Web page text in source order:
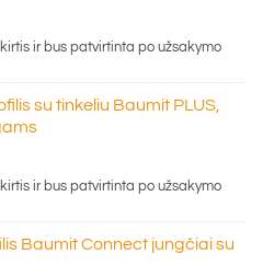
ir bus patvirtinta po užsakymo
su tinkeliu Baumit PLUS,
ir bus patvirtinta po užsakymo
Baumit Connect jungčiai su